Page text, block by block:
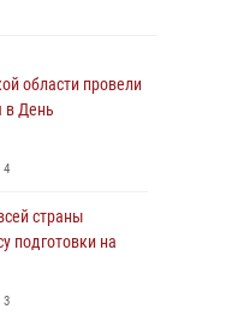
области провели
в День
4
страны
подготовки на
3